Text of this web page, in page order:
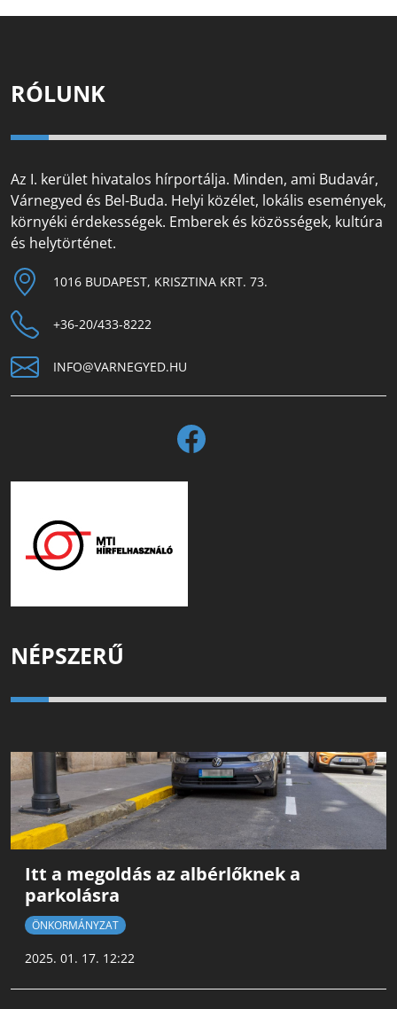
RÓLUNK
Az I. kerület hivatalos hírportálja. Minden, ami Budavár,
Várnegyed és Bel-Buda. Helyi közélet, lokális események,
környéki érdekességek. Emberek és közösségek, kultúra
és helytörténet.
1016 BUDAPEST, KRISZTINA KRT. 73.
+36-20/433-8222
INFO@VARNEGYED.HU
NÉPSZERŰ
Itt a megoldás az albérlőknek a
parkolásra
ÖNKORMÁNYZAT
2025. 01. 17. 12:22